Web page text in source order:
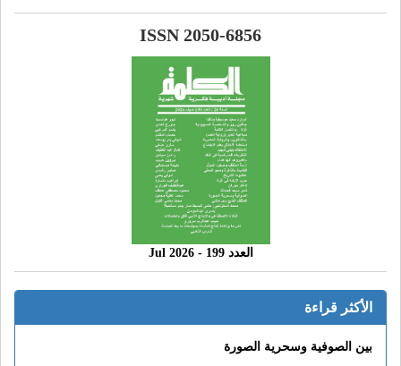
ISSN 2050-6856
العدد 199 - 2026 Jul
الأكثر قراءة
بين الصوفية وسحرية الصورة